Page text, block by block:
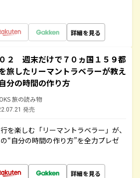
詳細を見る
２ 週末だけで７０ヵ国１５９都
旅したリーマントラベラーが教え
分の時間の作り方
旅の読み物
発売
を楽しむ「リーマントラベラー」が、
“自分の時間の作り方”を全力プレゼ
詳細を見る